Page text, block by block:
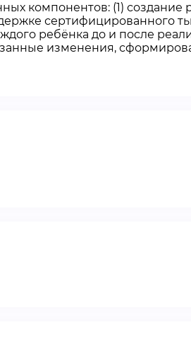
компонентов: (1)
сертифицированного
ребёнка до и после
изменения,